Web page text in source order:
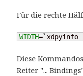
Für die rechte
WIDTH=`xdpyinfo
Diese
Reiter "...